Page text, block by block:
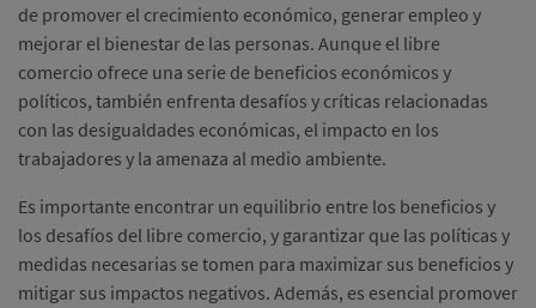
de promover el crecimiento económico, generar empleo y
mejorar el bienestar de las personas. Aunque el libre
comercio ofrece una serie de beneficios económicos y
políticos, también enfrenta desafíos y críticas relacionadas
con las desigualdades económicas, el impacto en los
trabajadores y la amenaza al medio ambiente.
Es importante encontrar un equilibrio entre los beneficios y
los desafíos del libre comercio, y garantizar que las políticas y
medidas necesarias se tomen para maximizar sus beneficios y
mitigar sus impactos negativos. Además, es esencial promover